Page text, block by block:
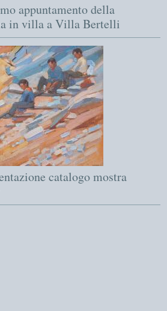
appuntamento della
in villa a Villa Bertelli
catalogo mostra